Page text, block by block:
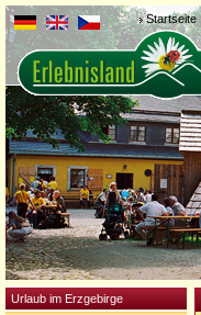
Startseite
Urlaub im Erzgebirge